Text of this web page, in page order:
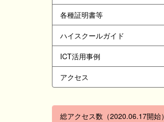
各種証明書等
ハイスクールガイド
ICT活用事例
アクセス
総アクセス数（2020.06.17開始）